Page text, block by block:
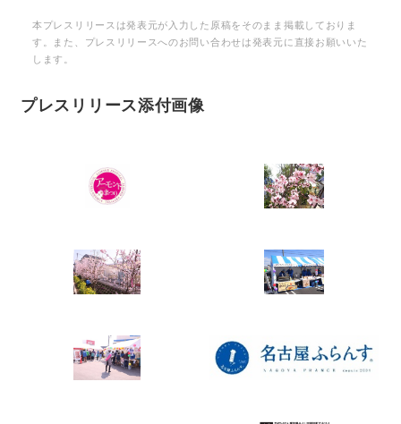
本プレスリリースは発表元が入力した原稿をそのまま掲載しておりま
す。また、プレスリリースへのお問い合わせは発表元に直接お願いいた
します。
プレスリリース添付画像